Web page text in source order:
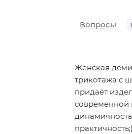
Вопросы
Женская
трикотажа с
придаёт
современной
практичность;)